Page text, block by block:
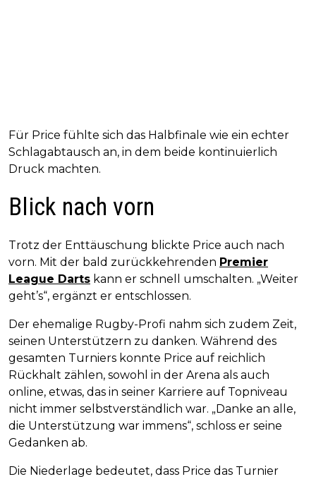
Für Price fühlte sich das Halbfinale wie ein echter
Schlagabtausch an, in dem beide kontinuierlich
Druck machten.
Blick nach vorn
Trotz der Enttäuschung blickte Price auch nach
vorn. Mit der bald zurückkehrenden Premier
League Darts kann er schnell umschalten. „Weiter
geht’s“, ergänzt er entschlossen.
Der ehemalige Rugby-Profi nahm sich zudem Zeit,
seinen Unterstützern zu danken. Während des
gesamten Turniers konnte Price auf reichlich
Rückhalt zählen, sowohl in der Arena als auch
online, etwas, das in seiner Karriere auf Topniveau
nicht immer selbstverständlich war. „Danke an alle,
die Unterstützung war immens“, schloss er seine
Gedanken ab.
Die Niederlage bedeutet, dass Price das Turnier